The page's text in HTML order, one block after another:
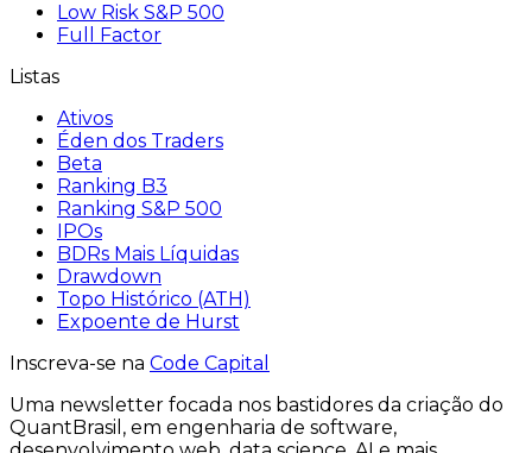
Low Risk S&P 500
Full Factor
Listas
Ativos
Éden dos Traders
Beta
Ranking B3
Ranking S&P 500
IPOs
BDRs Mais Líquidas
Drawdown
Topo Histórico (ATH)
Expoente de Hurst
Inscreva-se na Code Capital
Uma newsletter focada nos bastidores da criação do
QuantBrasil , em engenharia de software,